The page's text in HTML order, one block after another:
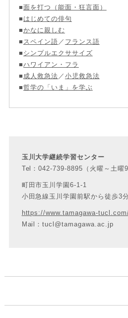
■面を打つ（能面・狂言面）
■ はじめての俳句
■かなに親しむ
■ スペイン語 ／ フランス語
■ シンプルエクササイズ
■ハワイアン・フラ
■ 成人救急法 ／ 小児救急法
■哲学の「いま」を学ぶ
玉川大学継続学習センター
Tel：042-739-8895（火曜～土曜9
町田市玉川学園6-1-1
小田急線玉川学園前駅から徒歩3
https://www.tamagawa-
Mail：tucl@tamagawa.ac.jp